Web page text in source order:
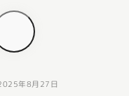
年8月27日